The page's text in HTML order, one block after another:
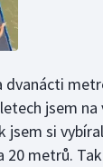
dvanácti
jsem
jsem si
20 metrů.